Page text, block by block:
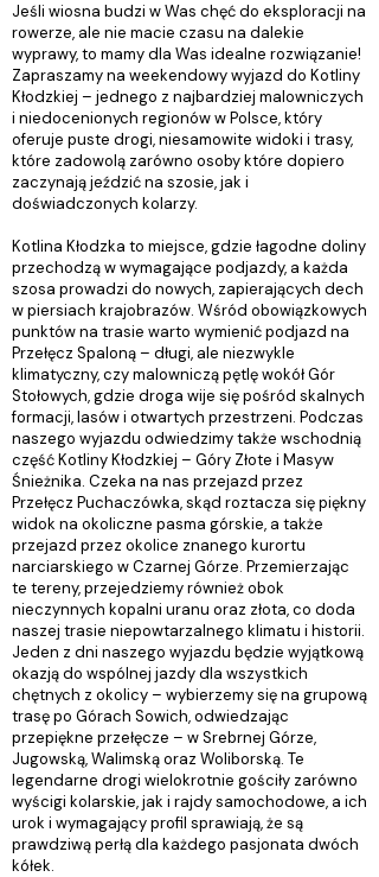
Jeśli wiosna budzi w Was chęć do eksploracji na
rowerze, ale nie macie czasu na dalekie
wyprawy, to mamy dla Was idealne rozwiązanie!
Zapraszamy na weekendowy wyjazd do Kotliny
Kłodzkiej – jednego z najbardziej malowniczych
i niedocenionych regionów w Polsce, który
oferuje puste drogi, niesamowite widoki i trasy,
które zadowolą zarówno osoby które dopiero
zaczynają jeździć na szosie, jak i
doświadczonych kolarzy.
Kotlina Kłodzka to miejsce, gdzie łagodne doliny
przechodzą w wymagające podjazdy, a każda
szosa prowadzi do nowych, zapierających dech
w piersiach krajobrazów. Wśród obowiązkowych
punktów na trasie warto wymienić podjazd na
Przełęcz Spaloną – długi, ale niezwykle
klimatyczny, czy malowniczą pętlę wokół Gór
Stołowych, gdzie droga wije się pośród skalnych
formacji, lasów i otwartych przestrzeni. Podczas
naszego wyjazdu odwiedzimy także wschodnią
część Kotliny Kłodzkiej – Góry Złote i Masyw
Śnieżnika. Czeka na nas przejazd przez
Przełęcz Puchaczówka, skąd roztacza się piękny
widok na okoliczne pasma górskie, a także
przejazd przez okolice znanego kurortu
narciarskiego w Czarnej Górze. Przemierzając
te tereny, przejedziemy również obok
nieczynnych kopalni uranu oraz złota, co doda
naszej trasie niepowtarzalnego klimatu i historii.
Jeden z dni naszego wyjazdu będzie wyjątkową
okazją do wspólnej jazdy dla wszystkich
chętnych z okolicy – wybierzemy się na grupową
trasę po Górach Sowich, odwiedzając
przepiękne przełęcze – w Srebrnej Górze,
Jugowską, Walimską oraz Woliborską. Te
legendarne drogi wielokrotnie gościły zarówno
wyścigi kolarskie, jak i rajdy samochodowe, a ich
urok i wymagający profil sprawiają, że są
prawdziwą perłą dla każdego pasjonata dwóch
kółek.